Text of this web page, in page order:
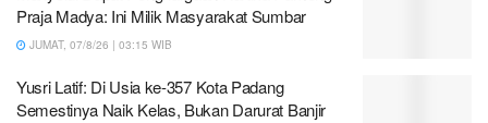
Praja Madya: Ini Milik Masyarakat Sumbar
JUMAT, 07/8/26 | 03:15 WIB
Yusri Latif: Di Usia ke-357 Kota Padang
Semestinya Naik Kelas, Bukan Darurat Banjir